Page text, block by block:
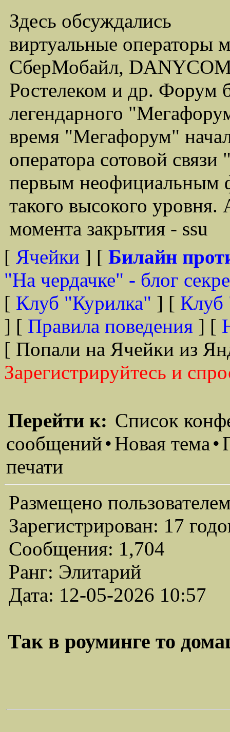
Здесь обсуждались
виртуальные операторы
СберМобайл,
Ростелеком и др. Форум
легендарного
время "Мегафорум"
оператора сотовой
первым неофициальным
такого высокого
момента закрытия - ssu
[ Ячейки ] [ Билайн
"На чердачке" - блог
[ Клуб "Курилка" ] [ Клуб
] [ Правила поведения ] [
[ Попали на Ячейки из
Зарегистрируйтесь и
Перейти к: Список
сообщений•Новая тема•
печати
Размещено
Зарегистрирован: 17
Сообщения: 1,704
Ранг: Элитарий
Дата: 12-05-2026 10:57
Так в роуминге то